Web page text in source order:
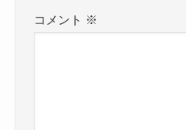
コメント ※